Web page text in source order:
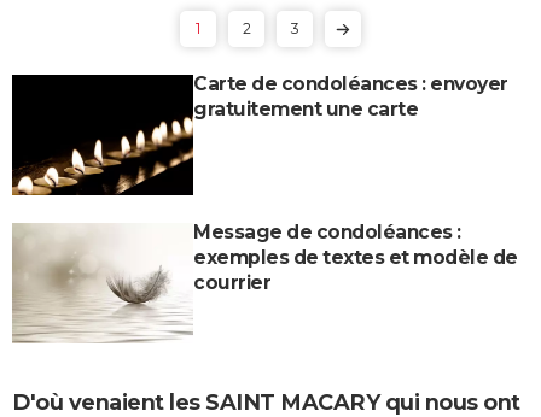
1 2 3
Carte de condoléances : envoyer
gratuitement une carte
Message de condoléances :
exemples de textes et modèle de
courrier
D'où venaient les SAINT MACARY qui nous ont